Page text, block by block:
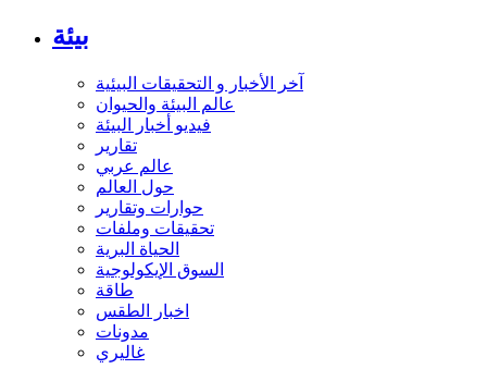
بيئة
آخر الأخبار و التحقيقات البيئية
عالم البيئة والحيوان
فيديو أخبار البيئة
تقارير
عالم عربي
حول العالم
حوارات وتقارير
تحقيقات وملفات
الحياة البرية
السوق الإيكولوجية
طاقة
اخبار الطقس
مدونات
غاليري